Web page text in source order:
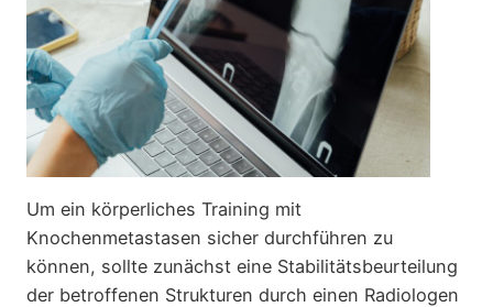
Um ein körperliches Training mit
Knochenmetastasen sicher durchführen zu
können, sollte zunächst eine Stabilitätsbeurteilung
der betroffenen Strukturen durch einen Radiologen